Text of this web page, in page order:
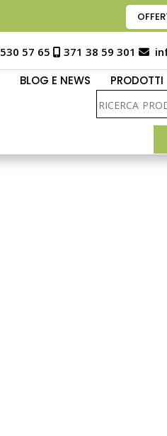
57 65 371 38 59 301
BLOG E NEWS PRODOTTI